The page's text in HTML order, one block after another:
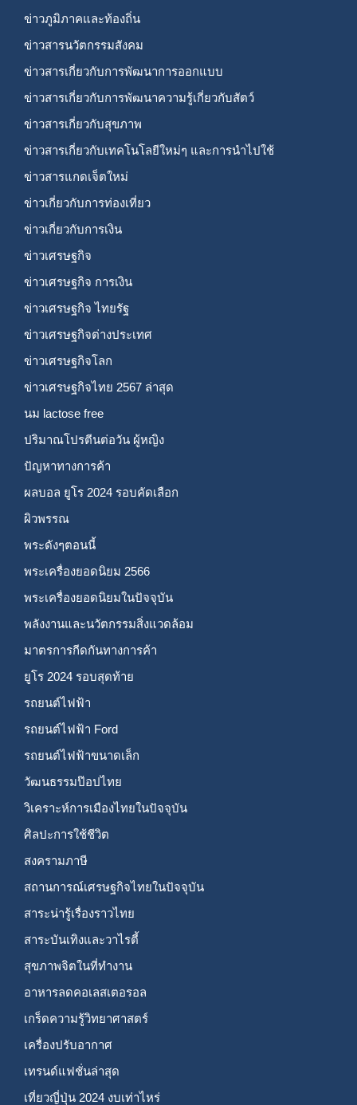
ข่าวภูมิภาคและท้องถิ่น
ข่าวสารนวัตกรรมสังคม
ข่าวสารเกี่ยวกับการพัฒนาการออกแบบ
ข่าวสารเกี่ยวกับการพัฒนาความรู้เกี่ยวกับสัตว์
ข่าวสารเกี่ยวกับสุขภาพ
ข่าวสารเกี่ยวกับเทคโนโลยีใหม่ๆ และการนำไปใช้
ข่าวสารแกดเจ็ตใหม่
ข่าวเกี่ยวกับการท่องเที่ยว
ข่าวเกี่ยวกับการเงิน
ข่าวเศรษฐกิจ
ข่าวเศรษฐกิจ การเงิน
ข่าวเศรษฐกิจ ไทยรัฐ
ข่าวเศรษฐกิจต่างประเทศ
ข่าวเศรษฐกิจโลก
ข่าวเศรษฐกิจไทย 2567 ล่าสุด
นม lactose free
ปริมาณโปรตีนต่อวัน ผู้หญิง
ปัญหาทางการค้า
ผลบอล ยูโร 2024 รอบคัดเลือก
ผิวพรรณ
พระดังๆตอนนี้
พระเครื่องยอดนิยม 2566
พระเครื่องยอดนิยมในปัจจุบัน
พลังงานและนวัตกรรมสิ่งแวดล้อม
มาตรการกีดกันทางการค้า
ยูโร 2024 รอบสุดท้าย
รถยนต์ไฟฟ้า
รถยนต์ไฟฟ้า Ford
รถยนต์ไฟฟ้าขนาดเล็ก
วัฒนธรรมป๊อปไทย
วิเคราะห์การเมืองไทยในปัจจุบัน
ศิลปะการใช้ชีวิต
สงครามภาษี
สถานการณ์เศรษฐกิจไทยในปัจจุบัน
สาระน่ารู้เรื่องราวไทย
สาระบันเทิงและวาไรตี้
สุขภาพจิตในที่ทำงาน
อาหารลดคอเลสเตอรอล
เกร็ดความรู้วิทยาศาสตร์
เครื่องปรับอากาศ
เทรนด์แฟชั่นล่าสุด
เที่ยวญี่ปุ่น 2024 งบเท่าไหร่